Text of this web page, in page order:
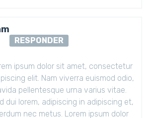
RESPONDER
ipsum dolor sit amet, consectetur
elit. Nam viverra euismod odio,
pellentesque urna varius vitae.
dui lorem, adipiscing in adipiscing et,
nec metus. Lorem ipsum dolor